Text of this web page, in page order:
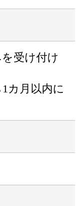
受け付け
カ月以内に